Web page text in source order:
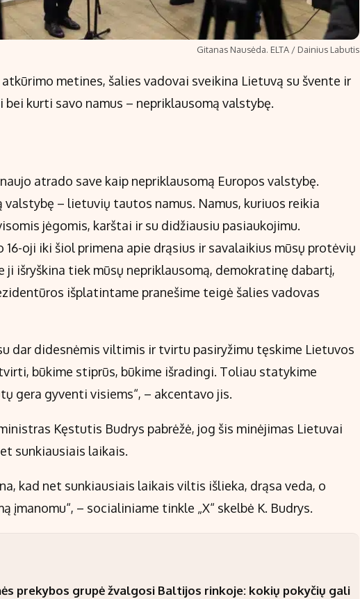
Gitanas Nausėda. ELTA / Dainius Labutis
metines, šalies vadovai sveikina Lietuvą su švente ir
kurti savo namus – nepriklausomą valstybę.
atrado save kaip nepriklausomą Europos valstybę.
– lietuvių tautos namus. Namus, kuriuos reikia
jėgomis, karštai ir su didžiausiu pasiaukojimu.
16-oji iki šiol primena apie drąsius ir savalaikius mūsų protėvių
ji išryškina tiek mūsų nepriklausomą, demokratinę dabartį,
išplatintame pranešime teigė šalies vadovas
dar didesnėmis viltimis ir tvirtu pasiryžimu tęskime Lietuvos
būkime stiprūs, būkime išradingi. Toliau statykime
gera gyventi visiems“, – akcentavo jis.
Kęstutis Budrys pabrėžė, jog šis minėjimas Lietuvai
sunkiausiais laikais.
kad net sunkiausiais laikais viltis išlieka, drąsa veda, o
įmanomu“, – socialiniame tinkle „X“ skelbė K. Budrys.
prekybos grupė žvalgosi Baltijos rinkoje: kokių pokyčių gali